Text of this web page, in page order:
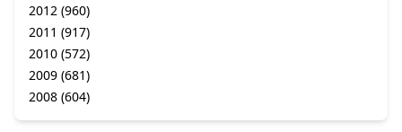
2012 (960)
2011 (917)
2010 (572)
2009 (681)
2008 (604)